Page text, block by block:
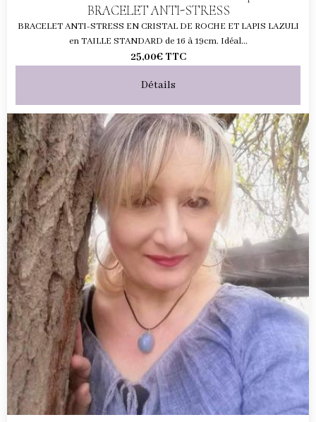
BRACELET ANTI-STRESS
BRACELET ANTI-STRESS EN CRISTAL DE ROCHE ET LAPIS LAZULI
en TAILLE STANDARD de 16 à 19cm. Idéal...
25,00€ TTC
Détails